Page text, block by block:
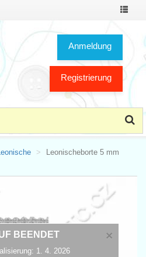
Toggle
Anmeldung
Registrierung
Leonischeborte 5 mm
×
BEENDET
1. 4. 2026